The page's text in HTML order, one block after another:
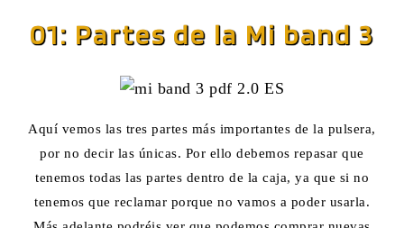
01: Partes de la Mi band 3
Aquí vemos las tres partes más importantes de la pulsera,
por no decir las únicas. Por ello debemos repasar que
tenemos todas las partes dentro de la caja, ya que si no
tenemos que reclamar porque no vamos a poder usarla.